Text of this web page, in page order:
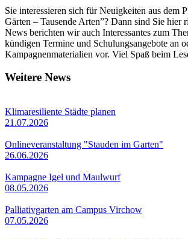
Sie interessieren sich für Neuigkeiten aus dem
Gärten – Tausende Arten”? Dann sind Sie hier
News berichten wir auch Interessantes zum
kündigen Termine und Schulungsangebote an
Kampagnenmaterialien vor. Viel Spaß beim
Weitere News
Klimaresiliente Städte planen
21.07.2026
Onlineveranstaltung "Stauden im Garten"
26.06.2026
Kampagne Igel und Maulwurf
08.05.2026
Palliativgarten am Campus Virchow
07.05.2026